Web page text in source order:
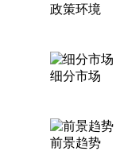
政策环境
细分市场
前景趋势